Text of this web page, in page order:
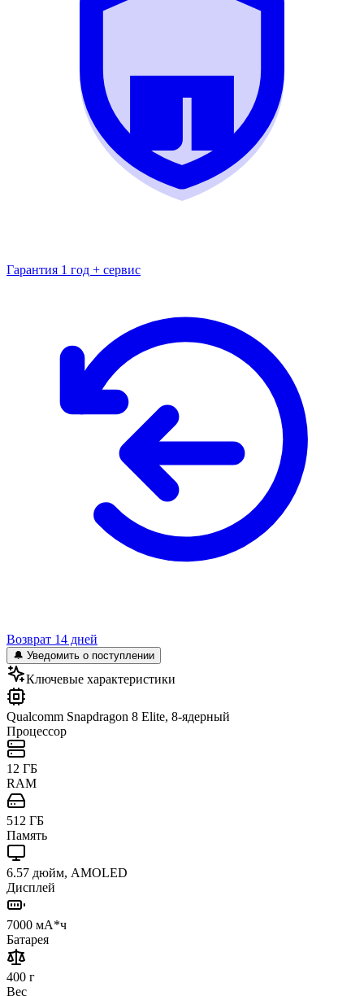
Гарантия 1 год + сервис
Возврат 14 дней
🔔 Уведомить о поступлении
Ключевые характеристики
Qualcomm Snapdragon 8 Elite, 8-ядерный
Процессор
12 ГБ
RAM
512 ГБ
Память
6.57 дюйм, AMOLED
Дисплей
7000 мА*ч
Батарея
400 г
Вес